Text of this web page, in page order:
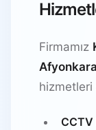
Firmamız
hizmetleri
CCTV